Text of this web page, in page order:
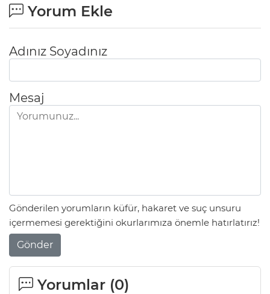
Yorum Ekle
Adınız Soyadınız
Mesaj
Gönderilen yorumların küfür, hakaret ve suç unsuru
içermemesi gerektiğini okurlarımıza önemle hatırlatırız!
Gönder
Yorumlar (0)